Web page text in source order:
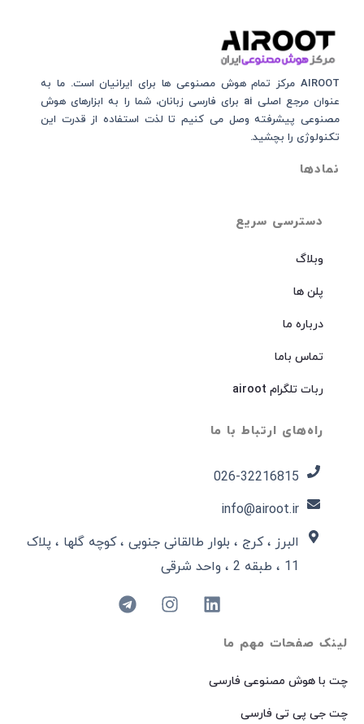
لینک صفحات مهم ما
چت با هوش مصنوعی فارسی
چت جی پی تی فارسی
دسترسی سریع
وبلاگ
پلن ها
درباره ما
تماس باما
ربات تلگرام airoot
راه‌های ارتباط با ما
026-32216815​
info@airoot.ir
البرز ، کرج ، بلوار طالقانی جنوبی ، کوچه گلها ، پلاک
11 ، طبقه 2 ، واحد شرقی
AIROOT مرکز تمام هوش مصنوعی‌‌‌ ها برای ایرانیان است. ما به
عنوان مرجع اصلی ai برای فارسی زبانان، شما را به ابزارهای هوش
مصنوعی پیشرفته وصل می کنیم تا لذت استفاده از قدرت این
تکنولوژی را بچشید.
نمادها